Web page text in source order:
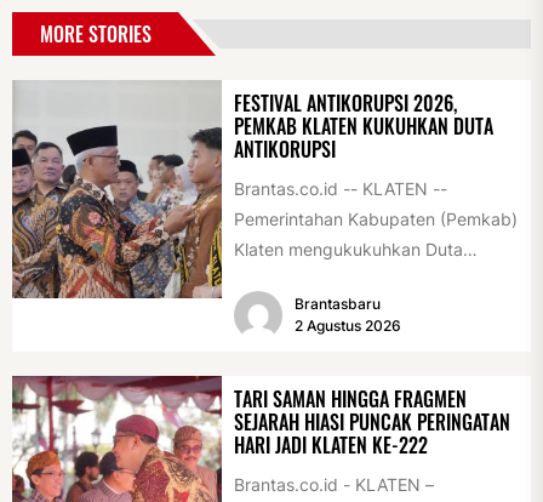
MORE STORIES
FESTIVAL ANTIKORUPSI 2026,
PEMKAB KLATEN KUKUHKAN DUTA
ANTIKORUPSI
Brantas.co.id -- KLATEN --
Pemerintahan Kabupaten (Pemkab)
Klaten mengukukuhkan Duta
pelajar dan pemuda. Pengukuhan
tersebut digelar...
Brantasbaru
2 Agustus 2026
TARI SAMAN HINGGA FRAGMEN
SEJARAH HIASI PUNCAK PERINGATAN
HARI JADI KLATEN KE-222
Brantas.co.id - KLATEN –